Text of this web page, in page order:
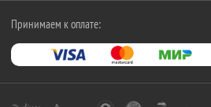
Принимаем к оплате: